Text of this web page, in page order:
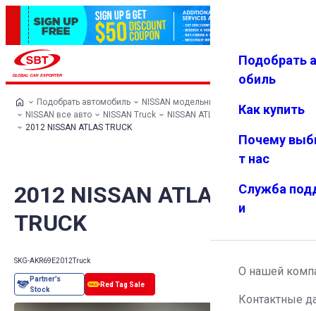
Избранн
Меню
Подобрать
обиль
Как купить
Почему
т нас
Служба
и
О нашей
Контактные
Подобрать автомобиль
NISSAN модельный ряд
NISSAN все авто
NISSAN Truck
NISSAN ATLAS TRUCK
2012 NISSAN ATLAS TRUCK
2012 NISSAN ATLAS
TRUCK
SKG-AKR69E2012Truck